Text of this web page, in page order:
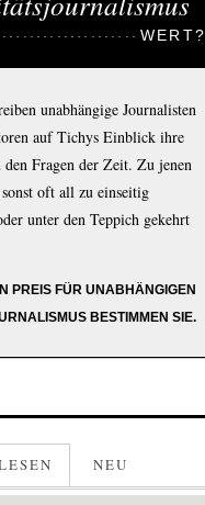
WERT?
unabhängige Journalisten
auf Tichys Einblick ihre
Fragen der Zeit. Zu jenen
oft all zu einseitig
unter den Teppich gekehrt
PREIS FÜR UNABHÄNGIGEN
BESTIMMEN SIE.
NEU